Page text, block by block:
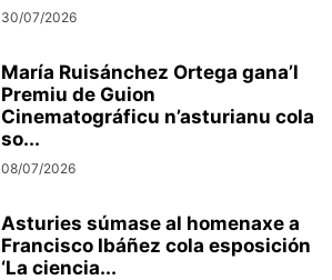
30/07/2026
María Ruisánchez Ortega gana’l
Premiu de Guion
Cinematográficu n’asturianu cola
so...
08/07/2026
Asturies súmase al homenaxe a
Francisco Ibáñez cola esposición
‘La ciencia...